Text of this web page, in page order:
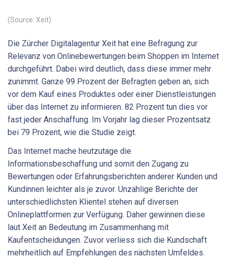
(Source: Xeit)
Die Zürcher Digitalagentur Xeit hat eine Befragung zur
Relevanz von Onlinebewertungen beim Shoppen im Internet
durchgeführt. Dabei wird deutlich, dass diese immer mehr
zunimmt. Ganze 99 Prozent der Befragten geben an, sich
vor dem Kauf eines Produktes oder einer Dienstleistungen
über das Internet zu informieren. 82 Prozent tun dies vor
fast jeder Anschaffung. Im Vorjahr lag dieser Prozentsatz
bei 79 Prozent, wie die Studie zeigt.
Das Internet mache heutzutage die
Informationsbeschaffung und somit den Zugang zu
Bewertungen oder Erfahrungsberichten anderer Kunden und
Kundinnen leichter als je zuvor. Unzählige Berichte der
unterschiedlichsten Klientel stehen auf diversen
Onlineplattformen zur Verfügung. Daher gewinnen diese
laut Xeit an Bedeutung im Zusammenhang mit
Kaufentscheidungen. Zuvor verliess sich die Kundschaft
mehrheitlich auf Empfehlungen des nächsten Umfeldes.